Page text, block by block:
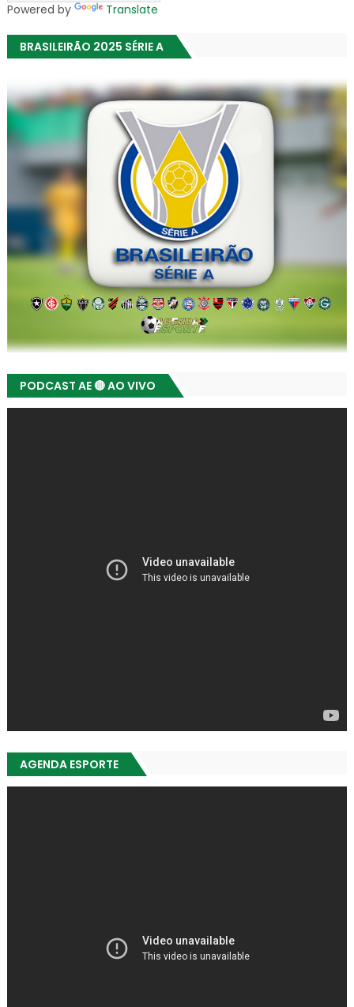
Powered by Translate
BRASILEIRÃO 2025 SÉRIE A
PODCAST AE 🔴 AO VIVO
AGENDA ESPORTE